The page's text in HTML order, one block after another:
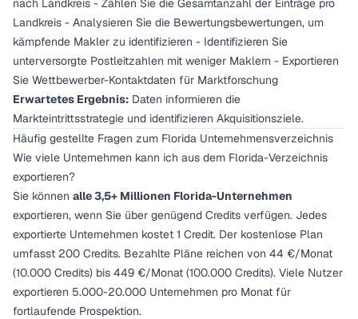
nach Landkreis - Zählen Sie die Gesamtanzahl der Einträge pro
Landkreis - Analysieren Sie die Bewertungsbewertungen, um
kämpfende Makler zu identifizieren - Identifizieren Sie
unterversorgte Postleitzahlen mit weniger Maklern - Exportieren
Sie Wettbewerber-Kontaktdaten für Marktforschung
Erwartetes Ergebnis: Daten informieren die
Markteintrittsstrategie und identifizieren Akquisitionsziele.
Häufig gestellte Fragen zum Florida Unternehmensverzeichnis
Wie viele Unternehmen kann ich aus dem Florida-Verzeichnis
exportieren?
Sie können alle 3,5+ Millionen Florida-Unternehmen
exportieren, wenn Sie über genügend Credits verfügen. Jedes
exportierte Unternehmen kostet 1 Credit. Der kostenlose Plan
umfasst 200 Credits. Bezahlte Pläne reichen von 44 €/Monat
(10.000 Credits) bis 449 €/Monat (100.000 Credits). Viele Nutzer
exportieren 5.000-20.000 Unternehmen pro Monat für
fortlaufende Prospektion.